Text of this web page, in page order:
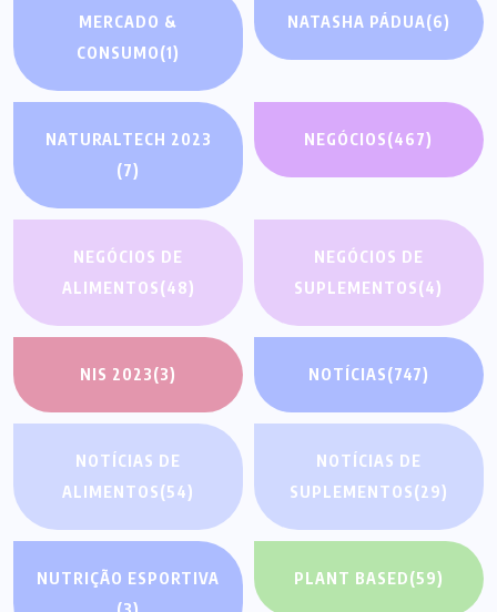
MERCADO &
CONSUMO(1)
NATASHA PÁDUA(6)
NATURALTECH 2023
(7)
NEGÓCIOS(467)
NEGÓCIOS DE
ALIMENTOS(48)
NEGÓCIOS DE
SUPLEMENTOS(4)
NIS 2023(3) NOTÍCIAS(747)
NOTÍCIAS DE
ALIMENTOS(54)
NOTÍCIAS DE
SUPLEMENTOS(29)
NUTRIÇÃO ESPORTIVA
PLANT BASED(59)